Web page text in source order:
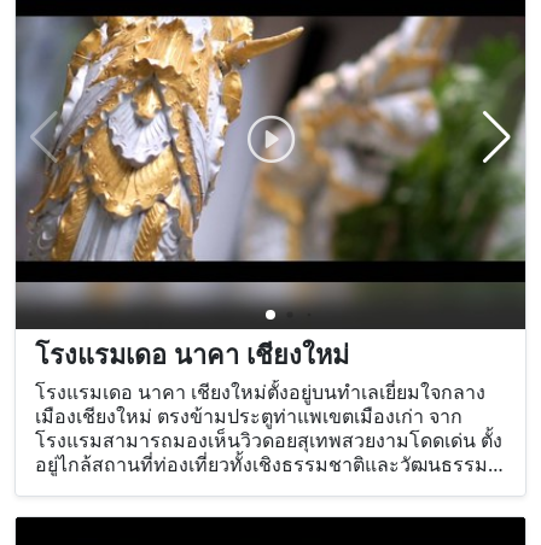
โรงแรมเดอ นาคา เชียงใหม่
โรงแรมเดอ นาคา เชียงใหม่ตั้งอยู่บนทำเลเยี่ยมใจกลาง
เมืองเชียงใหม่ ตรงข้ามประตูท่าแพเขตเมืองเก่า จาก
โรงแรมสามารถมองเห็นวิวดอยสุเทพสวยงามโดดเด่น ตั้ง
อยู่ไกล้สถานที่ท่องเที่ยวทั้งเชิงธรรมชาติและวัฒนธรรม
ซาร์ ซึ่งแขกสามารถเดินไปชมศูนย์รวมร้านค้าและ ความ